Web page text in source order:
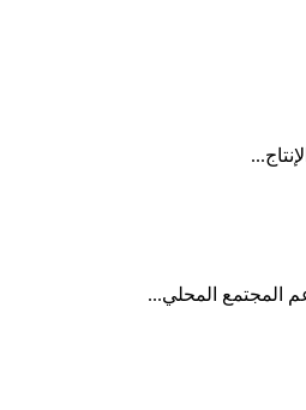
المجتمع المحلي...